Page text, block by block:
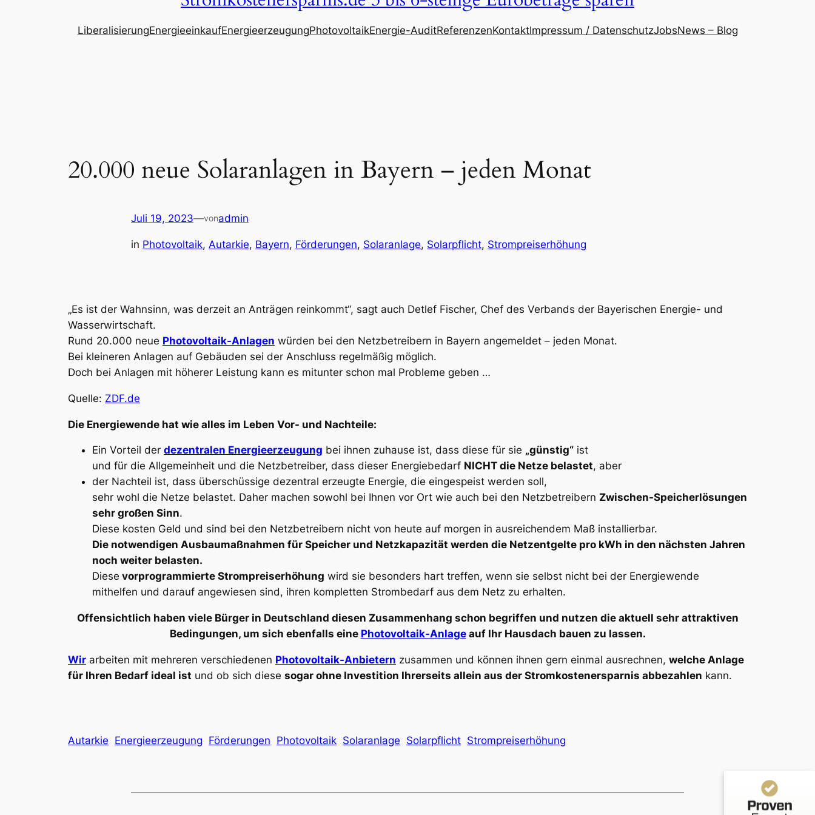
LiberalisierungEnergieeinkaufEnergieerzeugungPhotovoltaikEnergie-AuditReferenzenKontaktImpressum / DatenschutzJobsNews – Blog
20.000 neue Solaranlagen in Bayern – jeden Monat
Juli 19, 2023—vonadmin
in Photovoltaik, Autarkie, Bayern, Förderungen, Solaranlage, Solarpflicht, Strompreiserhöhung
„Es ist der Wahnsinn, was derzeit an Anträgen reinkommt“, sagt auch Detlef Fischer, Chef des Verbands der Bayerischen Energie- und
Wasserwirtschaft.
Rund 20.000 neue Photovoltaik-Anlagen würden bei den Netzbetreibern in Bayern angemeldet – jeden Monat.
Bei kleineren Anlagen auf Gebäuden sei der Anschluss regelmäßig möglich.
Doch bei Anlagen mit höherer Leistung kann es mitunter schon mal Probleme geben …
Quelle: ZDF.de
Die Energiewende hat wie alles im Leben Vor- und Nachteile:
Ein Vorteil der dezentralen Energieerzeugung bei ihnen zuhause ist, dass diese für sie „günstig“ ist
und für die Allgemeinheit und die Netzbetreiber, dass dieser Energiebedarf NICHT die Netze belastet, aber
der Nachteil ist, dass überschüssige dezentral erzeugte Energie, die eingespeist werden soll,
sehr wohl die Netze belastet. Daher machen sowohl bei Ihnen vor Ort wie auch bei den Netzbetreibern Zwischen-Speicherlösungen
sehr großen Sinn.
Diese kosten Geld und sind bei den Netzbetreibern nicht von heute auf morgen in ausreichendem Maß installierbar.
Die notwendigen Ausbaumaßnahmen für Speicher und Netzkapazität werden die Netzentgelte pro kWh in den nächsten Jahren
noch weiter belasten.
Diese vorprogrammierte Strompreiserhöhung wird sie besonders hart treffen, wenn sie selbst nicht bei der Energiewende
mithelfen und darauf angewiesen sind, ihren kompletten Strombedarf aus dem Netz zu erhalten.
Offensichtlich haben viele Bürger in Deutschland diesen Zusammenhang schon begriffen und nutzen die aktuell sehr attraktiven
Bedingungen, um sich ebenfalls eine Photovoltaik-Anlageauf Ihr Hausdach bauen zu lassen.
Wir arbeiten mit mehreren verschiedenen Photovoltaik-Anbietern zusammen und können ihnen gern einmal ausrechnen, welche Anlage
für Ihren Bedarf ideal ist und ob sich diese sogar ohne Investition Ihrerseits allein aus der Stromkostenersparnis abbezahlen kann.
Autarkie Energieerzeugung Förderungen Photovoltaik Solaranlage Solarpflicht Strompreiserhöhung
Kundenbewertungen und Erfahrungen zu
Arndt-Timo Niggemeyer Unternehmensberatung und
Bewertungen auf ProvenExpert.com